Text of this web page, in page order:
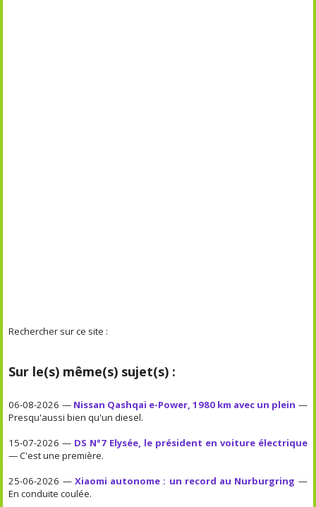
Rechercher sur ce site :
Sur le(s) même(s) sujet(s) :
06-08-2026 — Nissan Qashqai e-Power, 1980 km avec un plein —
Presqu'aussi bien qu'un diesel.
15-07-2026 — DS N°7 Elysée, le président en voiture électrique
— C'est une première.
25-06-2026 — Xiaomi autonome : un record au Nurburgring —
En conduite coulée.